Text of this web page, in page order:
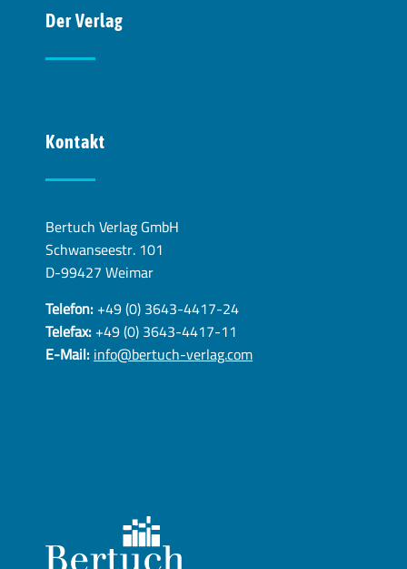
Der Verlag
Kontakt
Bertuch Verlag GmbH
Schwanseestr. 101
D-99427 Weimar
Telefon:+49 (0) 3643-4417-24
Telefax:+49 (0) 3643-4417-11
E-Mail:info@bertuch-verlag.com